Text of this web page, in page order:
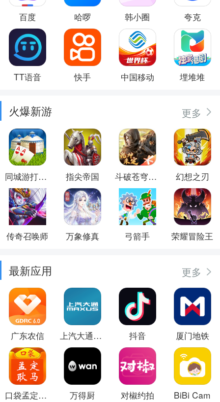
百度 哈啰 韩小圈 夸克
TT语音 快手 中国移动 埋堆堆
火爆新游 更多
同城游打大尖 指尖帝国 斗破苍穹：异火重燃 幻想之刃
传奇召唤师 万象修真 弓箭手 荣耀冒险王
最新应用 更多
广东农信 上汽大通MAXUS 抖音 厦门地铁
口袋孟定耿马 万得厨 对椒约拍 BiBi Cam